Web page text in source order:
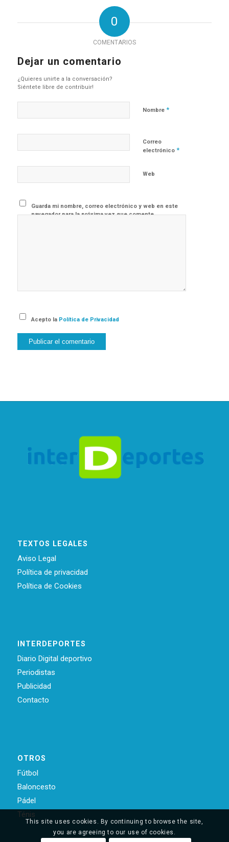
0
COMENTARIOS
Dejar un comentario
¿Quieres unirte a la conversación?
Siéntete libre de contribuir!
Nombre *
Correo
electrónico *
Web
Guarda mi nombre, correo electrónico y web en este
navegador para la próxima vez que comente.
Acepto la Política de Privacidad
TEXTOS LEGALES
Aviso Legal
Política de privacidad
Política de Cookies
INTERDEPORTES
Diario Digital deportivo
Periodistas
Publicidad
Contacto
OTROS
Fútbol
Baloncesto
Pádel
Ténis
This site uses cookies. By continuing to browse the site,
you are agreeing to our use of cookies.